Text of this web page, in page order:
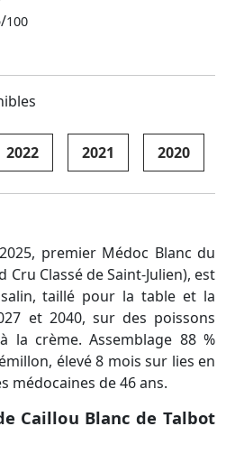
/100
2022 2021 2020
premier Médoc Blanc du
Cru Classé de Saint-Julien), est
taillé pour la table et la
et 2040, sur des poissons
la crème. Assemblage 88 %
élevé 8 mois sur lies en
médocaines de 46 ans.
Caillou Blanc de Talbot